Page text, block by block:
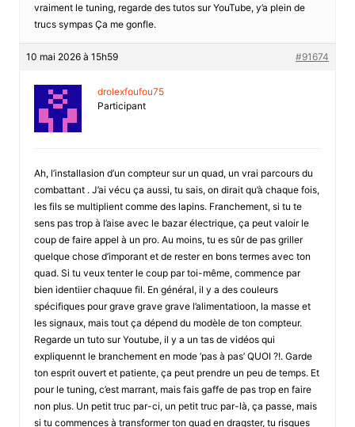
vraiment le tuning, regarde des tutos sur YouTube, y’a plein de
trucs sympas Ça me gonfle.
10 mai 2026 à 15h59 #91674
drolexfoufou75
Participant
Ah, l’installasion d’un compteur sur un quad, un vrai parcours du
combattant . J’ai vécu ça aussi, tu sais, on dirait qu’à chaque fois,
les fils se multiplient comme des lapins. Franchement, si tu te
sens pas trop à l’aise avec le bazar électrique, ça peut valoir le
coup de faire appel à un pro. Au moins, tu es sûr de pas griller
quelque chose d’imporant et de rester en bons termes avec ton
quad. Si tu veux tenter le coup par toi-même, commence par
bien identiier chaquue fil. En général, il y a des couleurs
spécifiques pour grave grave grave l’alimentatioon, la masse et
les signaux, mais tout ça dépend du modèle de ton compteur.
Regarde un tuto sur Youtube, il y a un tas de vidéos qui
expliquennt le branchement en mode ‘pas à pas’ QUOI ?!. Garde
ton esprit ouvert et patiente, ça peut prendre un peu de temps. Et
pour le tuning, c’est marrant, mais fais gaffe de pas trop en faire
non plus. Un petit truc par-ci, un petit truc par-là, ça passe, mais
si tu commences à transformer ton quad en dragster, tu risques